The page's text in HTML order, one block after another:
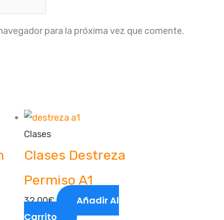
para la próxima vez que comente.
Clases
Clases Destreza
Permiso A1
32,00€
Añadir Al
Carrito